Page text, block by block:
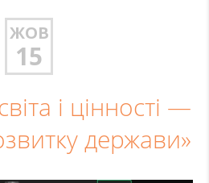
ЖОВ
15
і цінності —
держави»